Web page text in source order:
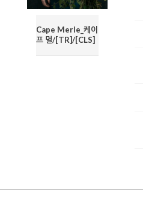
Cape Merle_케이
프 멀/[TR]/[CLS]